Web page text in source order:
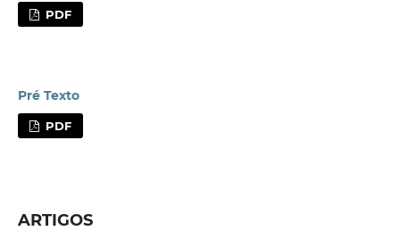
PDF
Pré Texto
PDF
ARTIGOS